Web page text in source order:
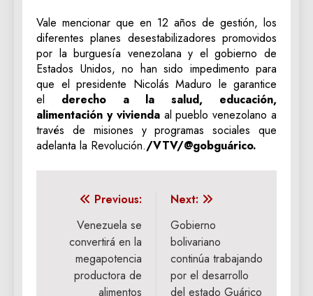
Vale mencionar que en 12 años de gestión, los
diferentes planes desestabilizadores promovidos
por la burguesía venezolana y el gobierno de
Estados Unidos, no han sido impedimento para
que el presidente Nicolás Maduro le garantice
el derecho a la salud, educación,
alimentación y viviendaal pueblo venezolano a
través de misiones y programas sociales que
adelanta la Revolución./VTV/@gobguárico.
Navegación
entradas
Previous:
Venezuela se
convertirá en la
megapotencia
productora de
alimentos
Next:
Gobierno
bolivariano
continúa trabajando
por el desarrollo
del estado Guárico